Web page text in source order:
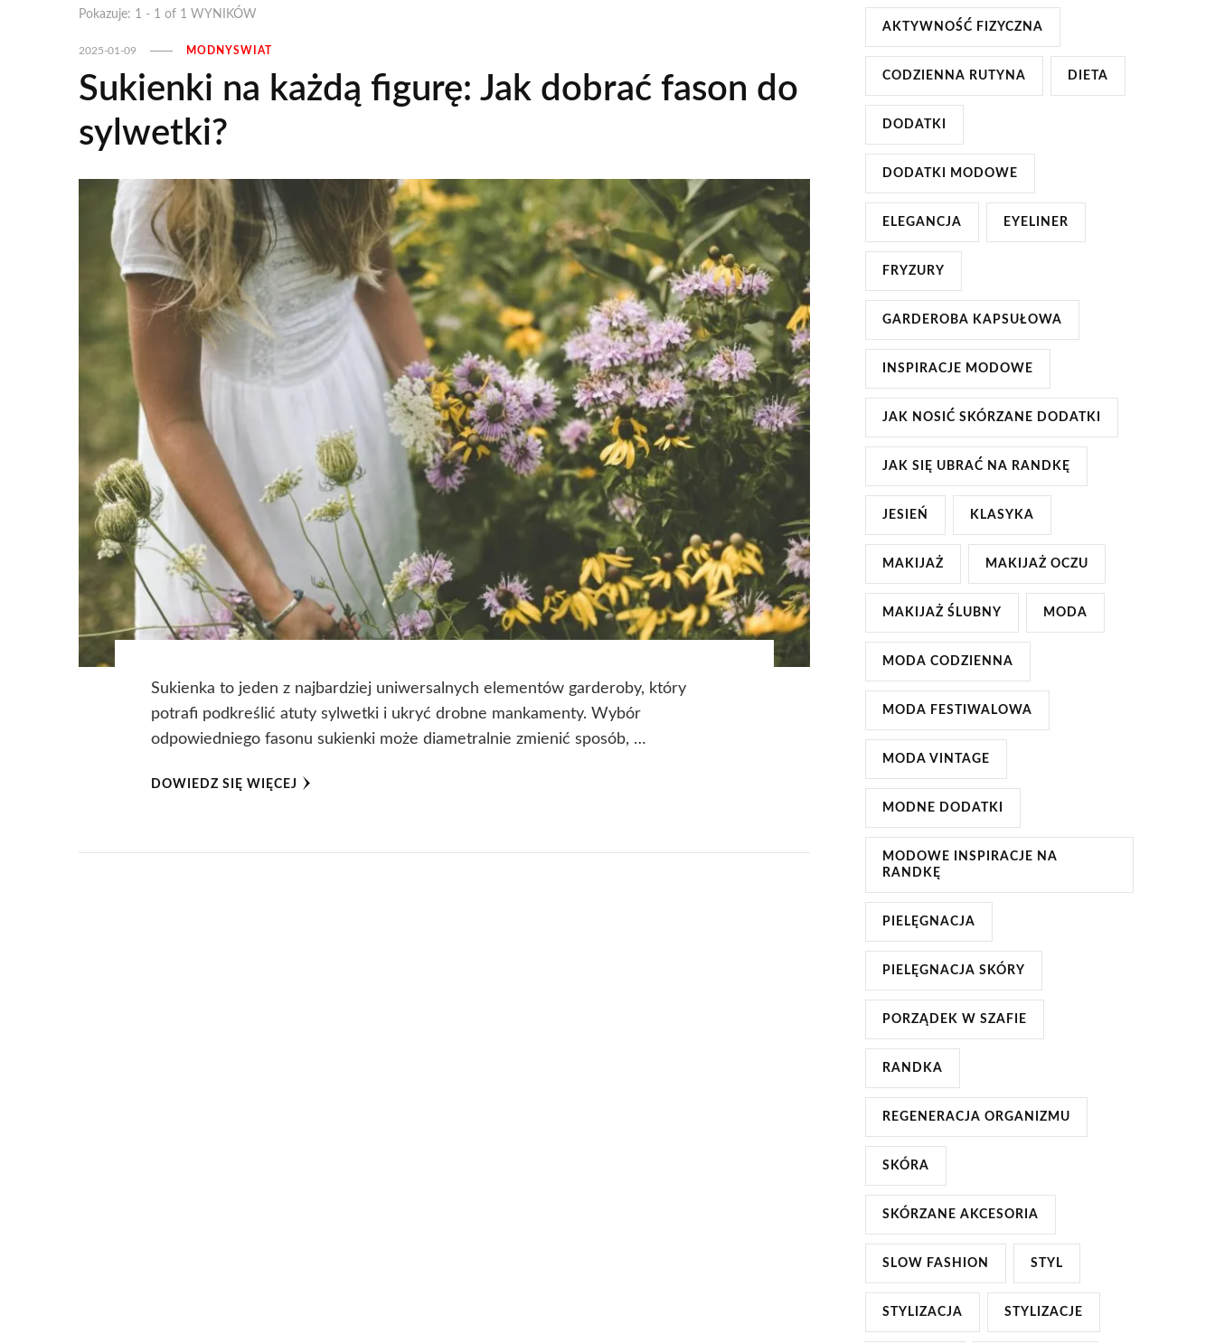
Pokazuje: 1 - 1 of 1 WYNIKÓW
2025-01-09 MODNYSWIAT
Sukienki na każdą figurę: Jak dobrać fason do
sylwetki?
Sukienka to jeden z najbardziej uniwersalnych elementów garderoby, który
potrafi podkreślić atuty sylwetki i ukryć drobne mankamenty. Wybór
odpowiedniego fasonu sukienki może diametralnie zmienić sposób, …
DOWIEDZ SIĘ WIĘCEJ
AKTYWNOŚĆ FIZYCZNA
CODZIENNA RUTYNA DIETA
DODATKI
DODATKI MODOWE
ELEGANCJA EYELINER
FRYZURY
GARDEROBA KAPSUŁOWA
INSPIRACJE MODOWE
JAK NOSIĆ SKÓRZANE DODATKI
JAK SIĘ UBRAĆ NA RANDKĘ
JESIEŃ KLASYKA
MAKIJAŻ MAKIJAŻ OCZU
MAKIJAŻ ŚLUBNY MODA
MODA CODZIENNA
MODA FESTIWALOWA
MODA VINTAGE
MODNE DODATKI
MODOWE INSPIRACJE NA
RANDKĘ
PIELĘGNACJA
PIELĘGNACJA SKÓRY
PORZĄDEK W SZAFIE
RANDKA
REGENERACJA ORGANIZMU
SKÓRA
SKÓRZANE AKCESORIA
SLOW FASHION STYL
STYLIZACJA STYLIZACJE